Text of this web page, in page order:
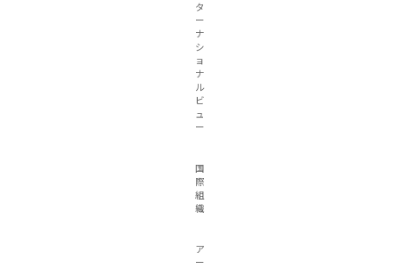
タ
ー
ナ
シ
ョ
ナ
ル
ビ
ュ
ー
国
際
組
織
ア
ー